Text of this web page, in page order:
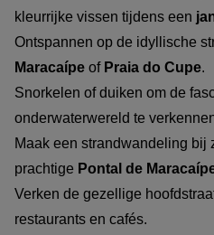
kleurrijke vissen tijdens een
Ontspannen op de idyllische
Maracaípe of Praia do Cupe.
Snorkelen of duiken om de
onderwaterwereld te
Maak een strandwandeling bij
prachtige Pontal de
Verken de gezellige
restaurants en cafés.